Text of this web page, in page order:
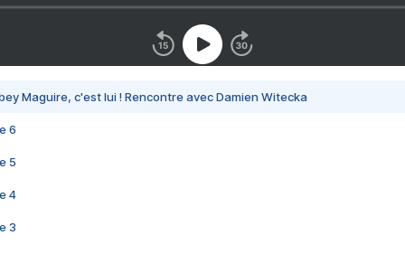
Maguire, c'est lui ! Rencontre avec Damien Witecka
6
5
4
3